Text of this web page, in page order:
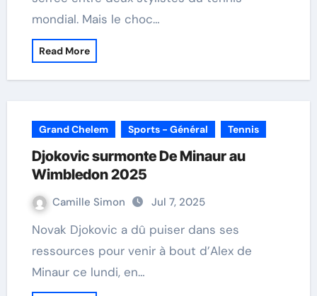
mondial. Mais le choc…
Read More
Grand Chelem Sports - Général Tennis
Djokovic surmonte De Minaur au
Wimbledon 2025
Camille Simon Jul 7, 2025
Novak Djokovic a dû puiser dans ses
ressources pour venir à bout d’Alex de
Minaur ce lundi, en…